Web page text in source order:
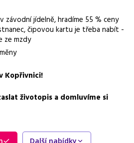
jídelně, hradíme 55 % ceny
čipovou kartu je třeba nabít -
ze mzdy
Kopřivnici!
životopis a domluvíme si
Další nabídky